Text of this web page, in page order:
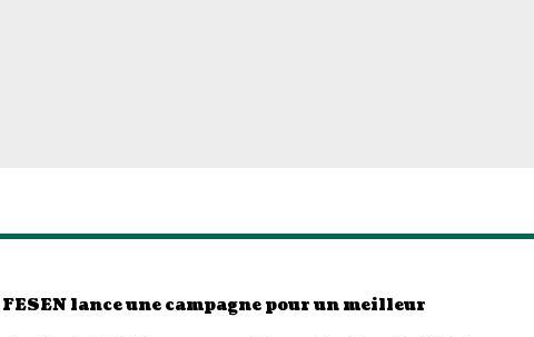
lance une campagne pour un meilleur